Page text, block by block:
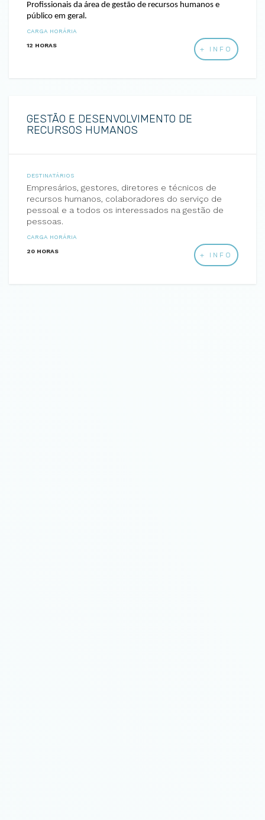
Profissionais da área de gestão de recursos humanos e
público em geral.
CARGA HORÁRIA
12 HORAS + INFO
GESTÃO E DESENVOLVIMENTO DE
RECURSOS HUMANOS
DESTINATÁRIOS
Empresários, gestores, diretores e técnicos de
recursos humanos, colaboradores do serviço de
pessoal e a todos os interessados na gestão de
pessoas.
CARGA HORÁRIA
20 HORAS + INFO